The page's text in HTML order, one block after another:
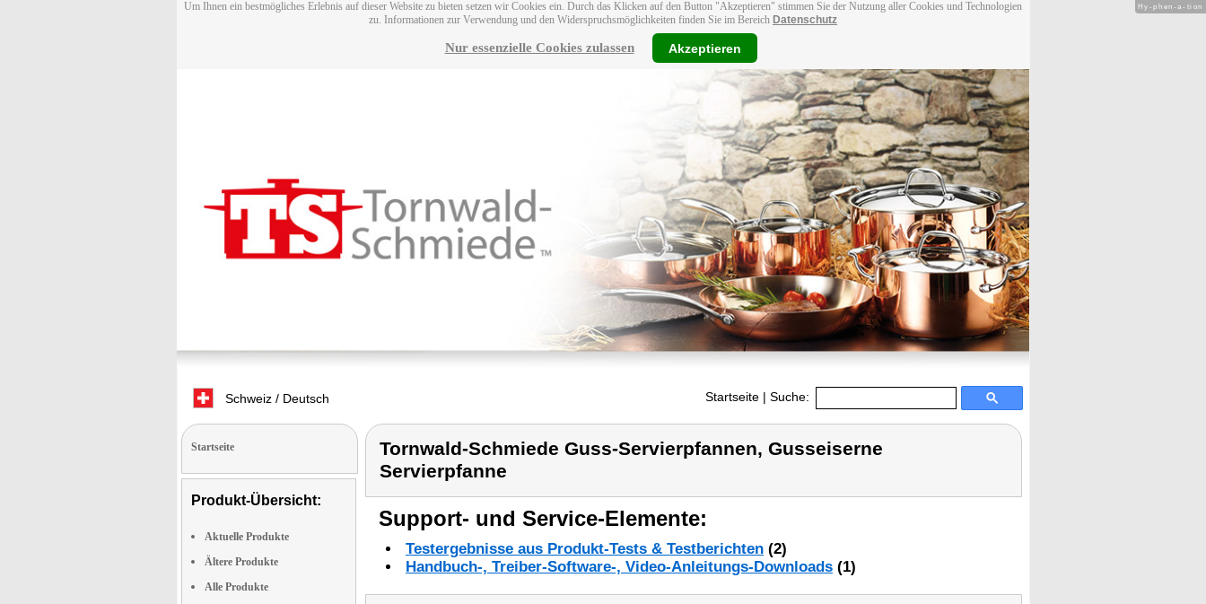
Um Ihnen ein bestmögliches Erlebnis auf dieser Website zu bieten setzen wir Cookies ein. Durch das Klicken auf den Button "Akzeptieren" stimmen Sie der Nutzung aller Cookies und Technologien
zu. Informationen zur Verwendung und den Widerspruchsmöglichkeiten finden Sie im Bereich Datenschutz
Nur essenzielle Cookies zulassen Akzeptieren
Schweiz / Deutsch Startseite | Suche:
Startseite
Produkt-Übersicht:
Aktuelle Produkte
Ältere Produkte
Alle Produkte
Tornwald-Schmiede Guss-Servierpfannen, Gusseiserne
Servierpfanne
Support- und Service-Elemente:
Testergebnisse aus Produkt-Tests & Testberichten (2)
Handbuch-, Treiber-Software-, Video-Anleitungs-Downloads (1)
Hy-phen-a-tion